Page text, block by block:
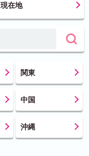
現在地
関東
中国
沖縄